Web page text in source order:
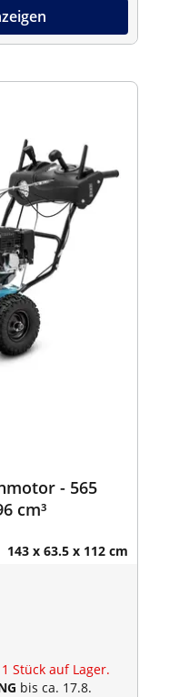
- 565
cm³
143 x 63.5 x 112 cm
Stück auf Lager.
bis ca. 17.8.